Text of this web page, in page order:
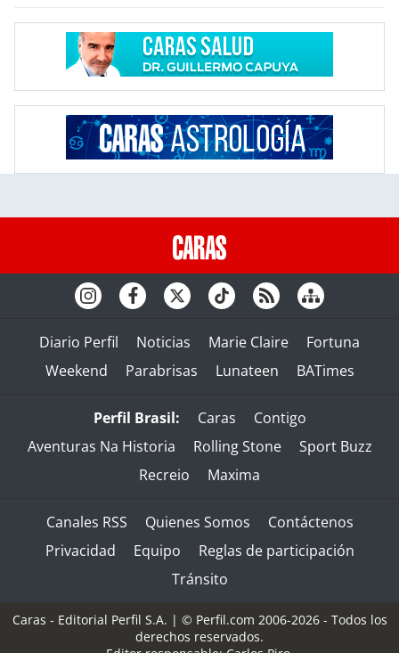
Diario Perfil Noticias Marie Claire
Fortuna
Weekend
Parabrisas Lunateen BATimes
Perfil Brasil: Caras
Contigo
Aventuras Na Historia
Rolling Stone
Sport Buzz
Recreio
Maxima
Canales RSS Quienes Somos
Contáctenos
Privacidad
Equipo
Reglas de participación
Tránsito
Caras - Editorial Perfil S.A. | © Perfil.com 2006-2026 - Todos los
derechos reservados.